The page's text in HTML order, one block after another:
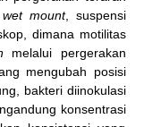
wet mount, suspensi
dimana motilitas
melalui pergerakan
mengubah posisi
bakteri diinokulasi
konsentrasi